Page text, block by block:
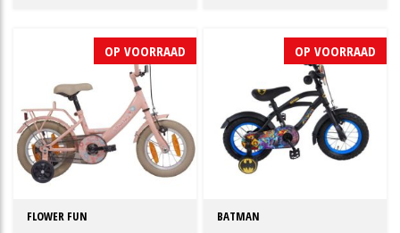
OP VOORRAAD
FLOWER FUN
OP VOORRAAD
BATMAN